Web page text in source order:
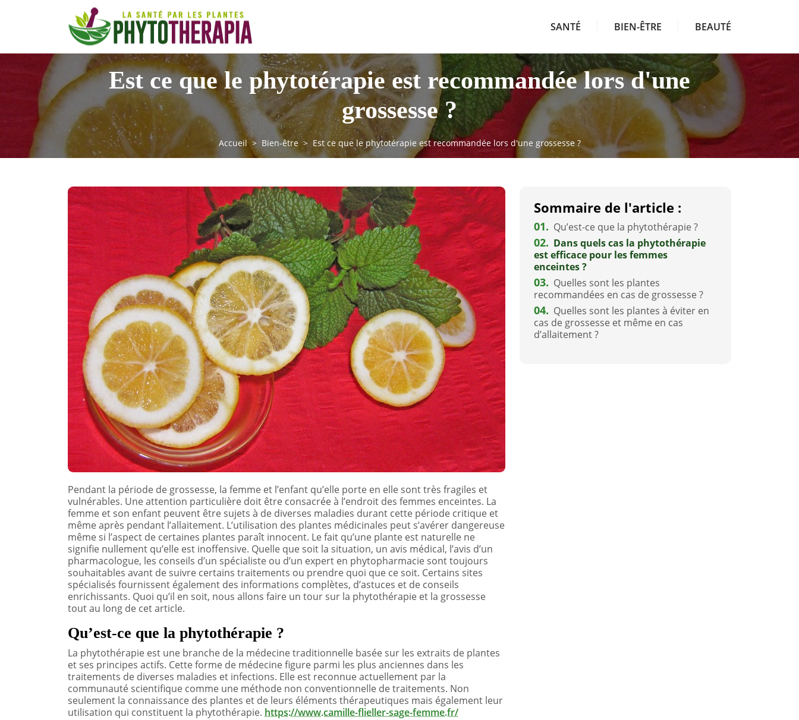
SANTÉ BIEN-ÊTRE BEAUTÉ
Est ce que le phytotérapie est recommandée lors d'une
grossesse ?
Accueil Bien-être Est ce que le phytotérapie est recommandée lors d'une grossesse ?
Pendant la période de grossesse, la femme et l’enfant qu’elle porte en elle sont très fragiles et
vulnérables. Une attention particulière doit être consacrée à l’endroit des femmes enceintes. La
femme et son enfant peuvent être sujets à de diverses maladies durant cette période critique et
même après pendant l’allaitement. L’utilisation des plantes médicinales peut s’avérer dangereuse
même si l’aspect de certaines plantes paraît innocent. Le fait qu’une plante est naturelle ne
signifie nullement qu’elle est inoffensive. Quelle que soit la situation, un avis médical, l’avis d’un
pharmacologue, les conseils d’un spécialiste ou d’un expert en phytopharmacie sont toujours
souhaitables avant de suivre certains traitements ou prendre quoi que ce soit. Certains sites
spécialisés fournissent également des informations complètes, d’astuces et de conseils
enrichissants. Quoi qu’il en soit, nous allons faire un tour sur la phytothérapie et la grossesse
tout au long de cet article.
Qu’est-ce que la phytothérapie ?
La phytothérapie est une branche de la médecine traditionnelle basée sur les extraits de plantes
et ses principes actifs. Cette forme de médecine figure parmi les plus anciennes dans les
traitements de diverses maladies et infections. Elle est reconnue actuellement par la
communauté scientifique comme une méthode non conventionnelle de traitements. Non
seulement la connaissance des plantes et de leurs éléments thérapeutiques mais également leur
utilisation qui constituent la phytothérapie. https://www.camille-flieller-sage-femme.fr/
Sommaire de l'article :
01. Qu’est-ce que la phytothérapie ?
02. Dans quels cas la phytothérapie
est efficace pour les femmes
enceintes ?
03. Quelles sont les plantes
recommandées en cas de grossesse ?
04. Quelles sont les plantes à éviter en
cas de grossesse et même en cas
d’allaitement ?